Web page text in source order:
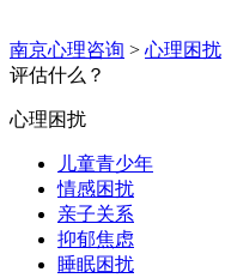
南京心理咨询 > 心理困扰
评估什么？
心理困扰
儿童青少年
情感困扰
亲子关系
抑郁焦虑
睡眠困扰